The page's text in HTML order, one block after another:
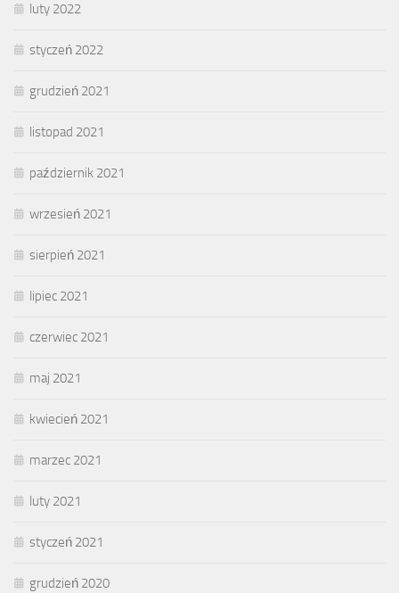
luty 2022
styczeń 2022
grudzień 2021
listopad 2021
październik 2021
wrzesień 2021
sierpień 2021
lipiec 2021
czerwiec 2021
maj 2021
kwiecień 2021
marzec 2021
luty 2021
styczeń 2021
grudzień 2020